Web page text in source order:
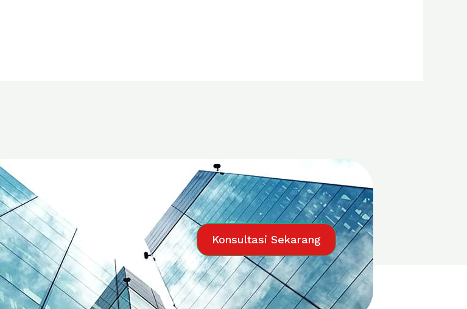
Konsultasi Sekarang